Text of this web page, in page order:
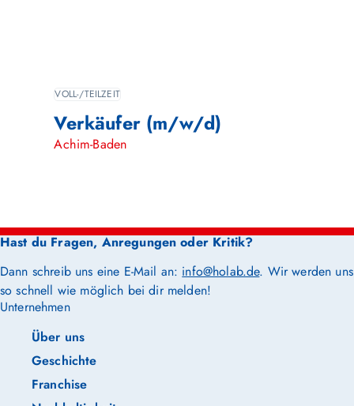
Verkäufer (m/w/d)
Achim-Baden
VOLL-/TEILZEIT
Hast du Fragen, Anregungen oder Kritik?
Dann schreib uns eine E-Mail an: info@holab.de. Wir werden uns
so schnell wie möglich bei dir melden!
Unternehmen
Über uns
Geschichte
Franchise